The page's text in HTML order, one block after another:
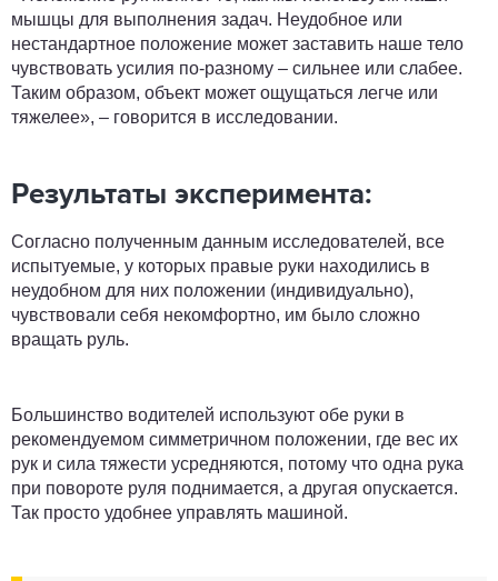
мышцы для выполнения задач. Неудобное или
нестандартное положение может заставить наше тело
чувствовать усилия по-разному – сильнее или слабее.
Таким образом, объект может ощущаться легче или
тяжелее», – говорится в исследовании.
Результаты эксперимента:
Согласно полученным данным исследователей, все
испытуемые, у которых правые руки находились в
неудобном для них положении (индивидуально),
чувствовали себя некомфортно, им было сложно
вращать руль.
Большинство водителей используют обе руки в
рекомендуемом симметричном положении, где вес их
рук и сила тяжести усредняются, потому что одна рука
при повороте руля поднимается, а другая опускается.
Так просто удобнее управлять машиной.